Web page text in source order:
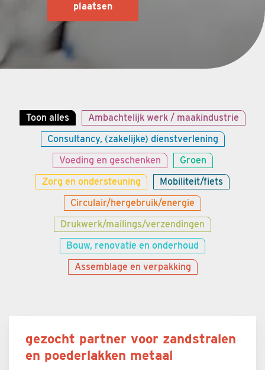
plaatsen
Toon alles
Ambachtelijk werk / maakindustrie
Consultancy, (zakelijke) dienstverlening
Voeding en geschenken
Groen
Zorg en ondersteuning
Mobiliteit/fiets
Circulair/hergebruik/energie
Drukwerk/mailings/verzendingen
Bouw, renovatie en onderhoud
Assemblage en verpakking
gezocht partner voor zandstralen
en poederlakken metaal